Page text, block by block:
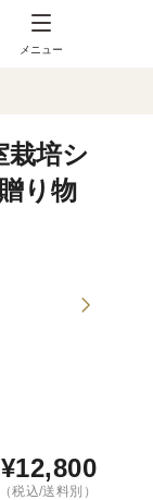
メニュー
栽培シ
り物
¥12,800
（税込/送料別）